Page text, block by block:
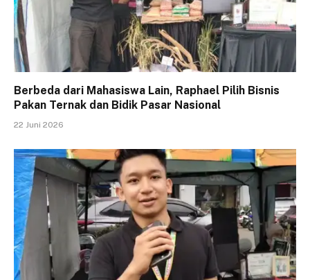
Berbeda dari Mahasiswa Lain, Raphael Pilih Bisnis
Pakan Ternak dan Bidik Pasar Nasional
22 Juni 2026